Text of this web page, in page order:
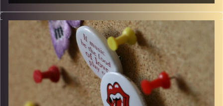
קלאסיקות רוק עם אורן הוף
włodi